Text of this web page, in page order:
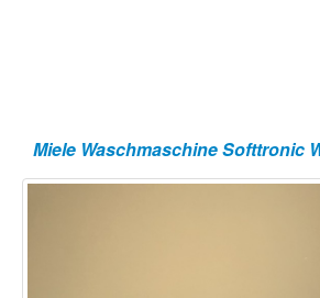
Miele Waschmaschine Softtronic